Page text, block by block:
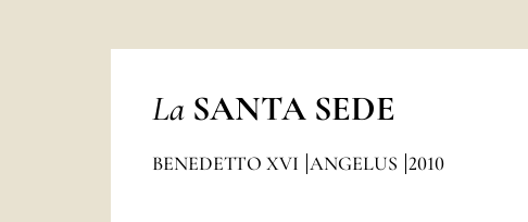
La SANTA SEDE
BENEDETTO XVI ANGELUS 2010